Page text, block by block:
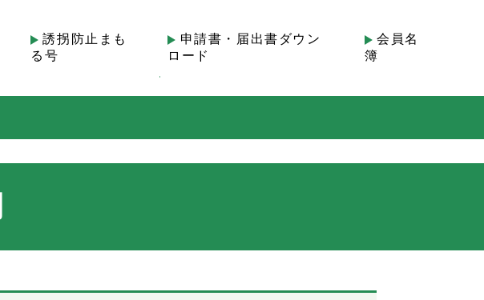
誘拐防止まも
る号
申請書・届出書ダウン
ロード
会員名
簿